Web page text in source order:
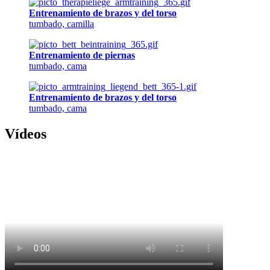
Entrenamiento de brazos y del torso
tumbado, camilla
Entrenamiento de piernas
tumbado, cama
Entrenamiento de brazos y del torso
tumbado, cama
Vídeos